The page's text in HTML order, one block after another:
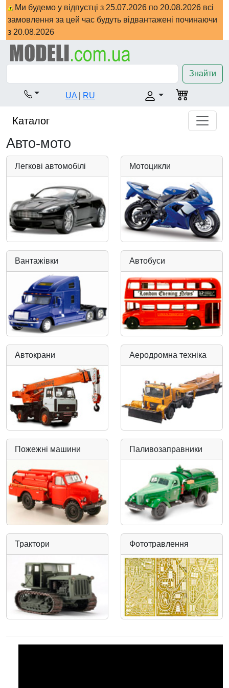
Ми будемо у відпустці з 25.07.2026 по 20.08.2026 всі
замовлення за цей час будуть відвантажені починаючи
з 20.08.2026
Знайти
UA RU
Каталог
Авто-мото
Легкові автомобілі Мотоцикли
Вантажівки Автобуси
Автокрани Аеродромна техніка
Пожежні машини Паливозаправники
Трактори Фототравлення